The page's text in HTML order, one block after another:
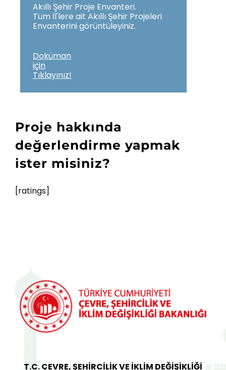
Akıllı Şehir Proje Envanteri.
Tüm İl'lere ait Akıllı Şehir Projeleri
Envanterini görüntüleyiniz.
Doküman
için
Tıklayınız!
Proje hakkında
değerlendirme yapmak
ister misiniz?
[ratings]
T.C. ÇEVRE, ŞEHİRCİLİK VE İKLİM DEĞİŞİKLİĞİ